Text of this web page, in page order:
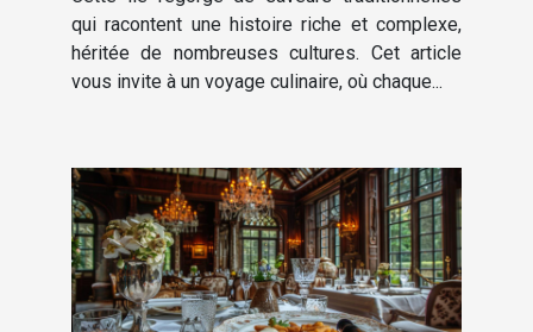
qui racontent une histoire riche et complexe,
héritée de nombreuses cultures. Cet article
vous invite à un voyage culinaire, où chaque...